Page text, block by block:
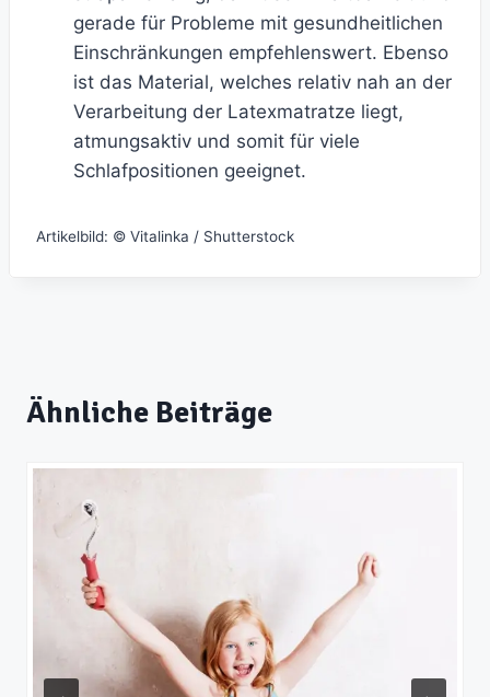
gerade für Probleme mit gesundheitlichen
Einschränkungen empfehlenswert. Ebenso
ist das Material, welches relativ nah an der
Verarbeitung der Latexmatratze liegt,
atmungsaktiv und somit für viele
Schlafpositionen geeignet.
Artikelbild: © Vitalinka / Shutterstock
Ähnliche Beiträge